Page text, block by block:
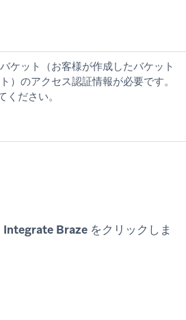
ケット（お客様が作成したバケット
）のアクセス認証情報が必要です。
tab)
ください。
Integrate Braze をクリックしま